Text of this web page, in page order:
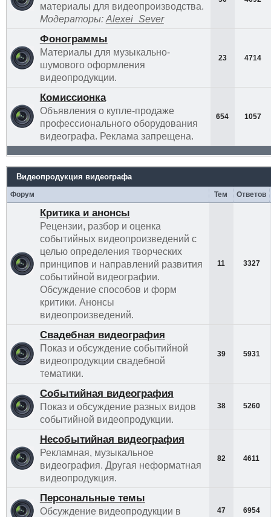
материалы для видеопроизводства.
Модераторы: Alexei_Sever
Фонограммы
Материалы для музыкально-
шумового оформления
видеопродукции.
23 4714
Комиссионка
Объявления о купле-продаже
профессионального оборудования
видеографа. Реклама запрещена.
654 1057
Видеопродукция видеографа
Форум Тем Ответов
Критика и анонсы
Рецензии, разбор и оценка
событийных видеопроизведений с
целью определения творческих
принципов и направлений развития
событийной видеографии.
Обсуждение способов и форм
критики. Анонсы
видеопроизведений.
11 3327
Свадебная видеография
Показ и обсуждение событийной
видеопродукции свадебной
тематики.
39 5931
Событийная видеография
Показ и обсуждение разных видов
событийной видеопродукции.
38 5260
Несобытийная видеография
Рекламная, музыкальное
видеография. Другая неформатная
видеопродукция.
82 4611
Персональные темы
Обсуждение видеопродукции в
47 6954